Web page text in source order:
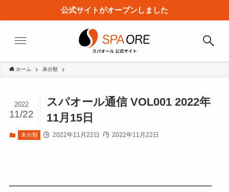
公式サイトがオープンしました
ホーム 未分類
スパオール通信 VOL001 2022年
11月15日
2022
11/22
未分類 2022年11月22日 2022年11月22日
━━━━━━━━━━━━━━━━━━━━━━